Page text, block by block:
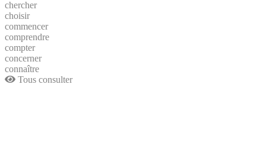
chercher
choisir
commencer
comprendre
compter
concerner
connaître
Tous consulter